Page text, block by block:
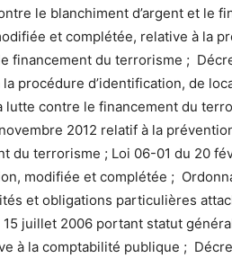
le blanchiment d’argent et le
et complétée, relative à la
financement du terrorisme ;
procédure d’identification, de
lutte contre le financement du
2012 relatif à la
du terrorisme ; Loi 06-01 du 20
modifiée et complétée ;
et obligations particulières
juillet 2006 portant statut
à la comptabilité publique ;